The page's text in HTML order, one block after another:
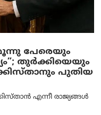
പേരെയും
തുർക്കിയെയും
പുതിയ
എന്നീ രാജ്യങ്ങൾ